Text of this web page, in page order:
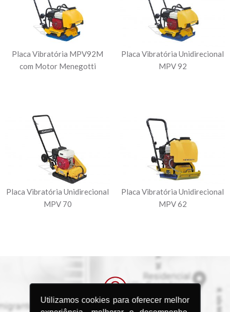
Utilizamos cookies para oferecer melhor
Placa Vibratória MPV92M
com Motor Menegotti
Placa Vibratória Unidirecional
MPV 92
Placa Vibratória Unidirecional
MPV 70
Placa Vibratória Unidirecional
MPV 62